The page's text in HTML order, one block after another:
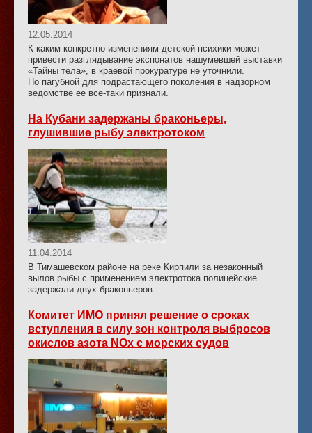
12.05.2014
К каким конкретно изменениям детской психики может
привести разглядывание экспонатов нашумевшей выставки
«Тайны тела», в краевой прокуратуре не уточнили.
Но пагубной для подрастающего поколения в надзорном
ведомстве ее все-таки признали.
На Кубани задержаны браконьеры,
глушившие рыбу электротоком
11.04.2014
В Тимашевском районе на реке Кирпили за незаконный
вылов рыбы с применением электротока полицейские
задержали двух браконьеров.
Комитет ИМО принял решение о сроках
вступления в силу зон контроля выбросов
окислов азота NOx с морских судов